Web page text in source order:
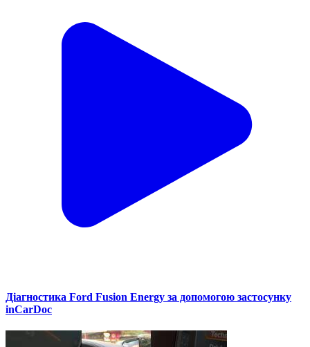
Діагностика Ford Fusion Energy за допомогою застосунку
inCarDoc